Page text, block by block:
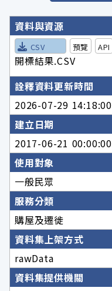
詮釋資料詳細內容
資料與資源
CSV 預覽 API
開標結果.CSV
詮釋資料更新時間
2026-07-29 14:18:00
建立日期
2017-06-21 00:00:00
使用對象
一般民眾
服務分類
購屋及遷徙
資料集上架方式
rawData
資料集提供機關